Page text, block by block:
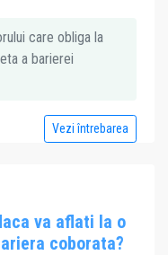
care obliga la
a barierei
Vezi întrebarea
va aflati la o
coborata?